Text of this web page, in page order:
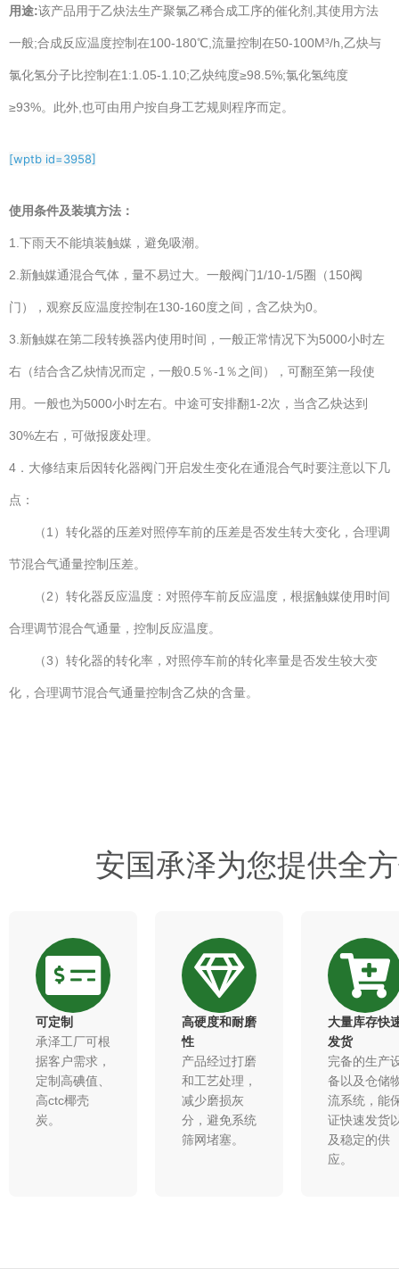
用途:该产品用于乙炔法生产聚氯乙稀合成工序的催化剂,其使用方法
一般;合成反应温度控制在100-180℃,流量控制在50-100M³/h,乙炔与
氯化氢分子比控制在1:1.05-1.10;乙炔纯度≥98.5%;氯化氢纯度
≥93%。此外,也可由用户按自身工艺规则程序而定。
[wptb id=3958]
使用条件及装填方法：
1.下雨天不能填装触媒，避免吸潮。
2.新触媒通混合气体，量不易过大。一般阀门1/10-1/5圈（150阀
门），观察反应温度控制在130-160度之间，含乙炔为0。
3.新触媒在第二段转换器内使用时间，一般正常情况下为5000小时左
右（结合含乙炔情况而定，一般0.5％-1％之间），可翻至第一段使
用。一般也为5000小时左右。中途可安排翻1-2次，当含乙炔达到
30%左右，可做报废处理。
4．大修结束后因转化器阀门开启发生变化在通混合气时要注意以下几
点：
（1）转化器的压差对照停车前的压差是否发生转大变化，合理调
节混合气通量控制压差。
（2）转化器反应温度：对照停车前反应温度，根据触媒使用时间
合理调节混合气通量，控制反应温度。
（3）转化器的转化率，对照停车前的转化率量是否发生较大变
化，合理调节混合气通量控制含乙炔的含量。
安国承泽为您提供全
可定制
承泽工厂可根
据客户需求，
定制高碘值、
高ctc椰壳
炭。
高硬度和耐磨
性​
产品经过打磨
和工艺处理，
减少磨损灰
分，避免系统
筛网堵塞。​
大量库存快
发货
完备的生产
备以及仓储
流系统，能
证快速发货
及稳定的供
应。